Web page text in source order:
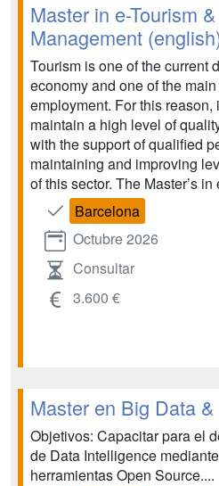
Master in e-Tourism
Management
Tourism is one of the current
economy and one of the
employment. For this
maintain a high level of
with the support of qualified
maintaining and improving
of this sector. The Master’s in
Barcelona
Octubre 2026
Consultar
3.600 €
Master en Big Data
Objetivos: Capacitar para el
de Data Intelligence
herramientas Open Source....